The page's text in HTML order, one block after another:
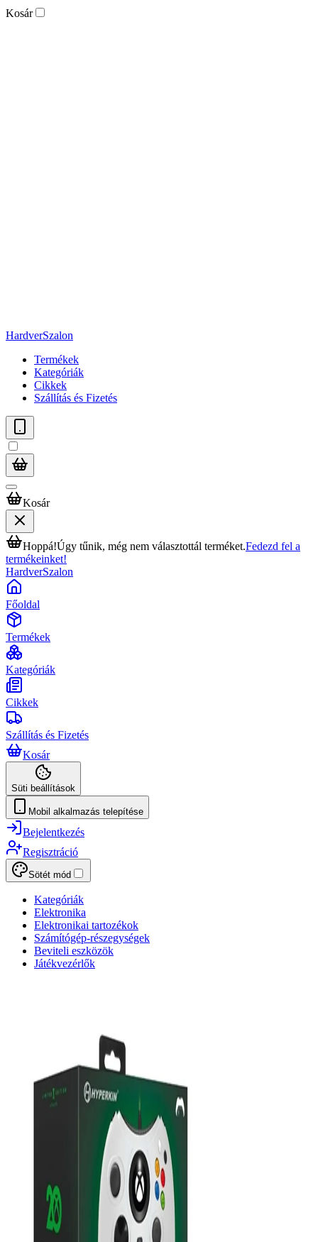
Kosár
HardverSzalon
Termékek
Kategóriák
Cikkek
Szállítás és Fizetés
Kosár
Hoppá!Úgy tűnik, még nem választottál terméket.Fedezd fel a
termékeinket!
HardverSzalon
Főoldal
Termékek
Kategóriák
Cikkek
Szállítás és Fizetés
Kosár
Süti beállítások
Mobil alkalmazás telepítése
Bejelentkezés
Regisztráció
Sötét mód
Kategóriák
Elektronika
Elektronikai tartozékok
Számítógép-részegységek
Beviteli eszközök
Játékvezérlők